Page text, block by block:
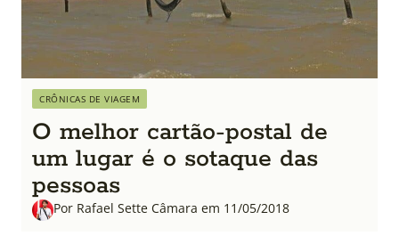
CRÔNICAS DE VIAGEM
O melhor cartão-postal de
um lugar é o sotaque das
pessoas
Por Rafael Sette Câmara em 11/05/2018